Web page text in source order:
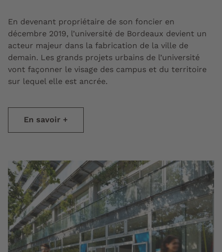
En devenant propriétaire de son foncier en
décembre 2019, l’université de Bordeaux devient un
acteur majeur dans la fabrication de la ville de
demain. Les grands projets urbains de l’université
vont façonner le visage des campus et du territoire
sur lequel elle est ancrée.
En savoir +